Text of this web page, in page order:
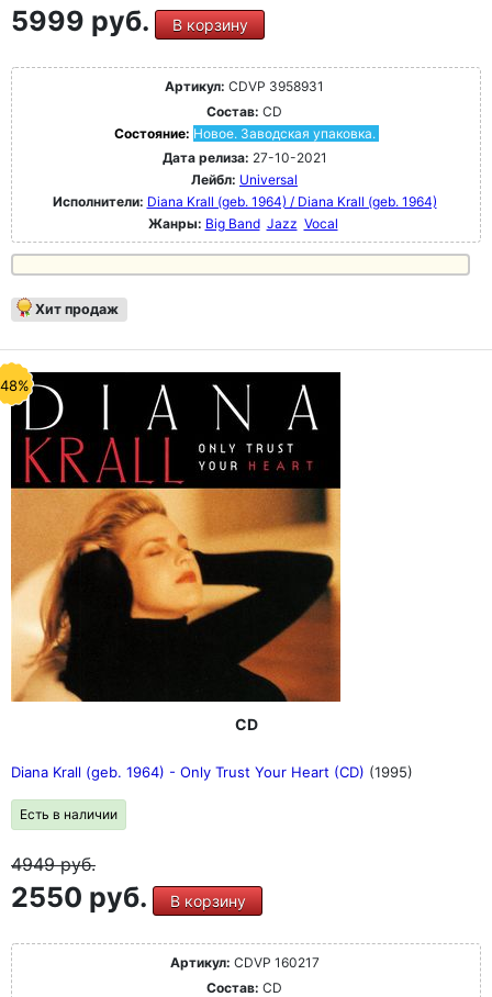
5999 руб. В корзину
Артикул: CDVP 3958931
Состав: CD
Состояние: Новое. Заводская упаковка.
Дата релиза: 27-10-2021
Лейбл: Universal
Исполнители: Diana Krall (geb. 1964) / Diana Krall (geb. 1964)
Жанры: Big Band Jazz Vocal
Хит продаж
CD
Diana Krall (geb. 1964) - Only Trust Your Heart (CD) (1995)
Есть в наличии
4949руб.
2550 руб. В корзину
Артикул: CDVP 160217
Состав: CD